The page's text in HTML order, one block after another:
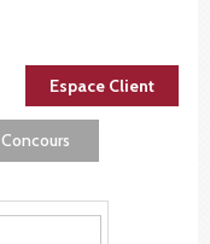
Espace Client
Concours